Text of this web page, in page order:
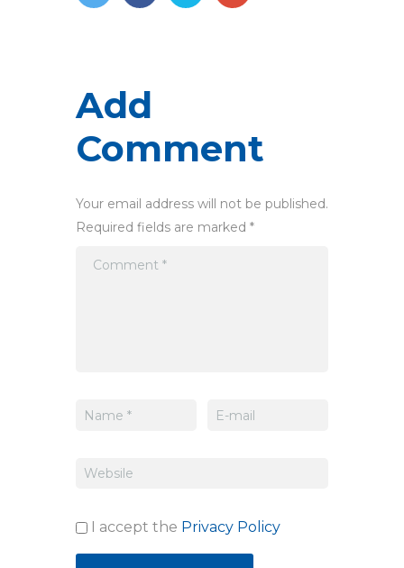
Add
Comment
Your email address will not be published.
Required fields are marked *
I accept the Privacy Policy